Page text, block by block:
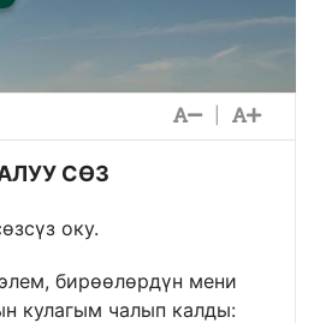
СӨЗ
оку.
бирөөлөрдүн мени
кулагым чалып калды: